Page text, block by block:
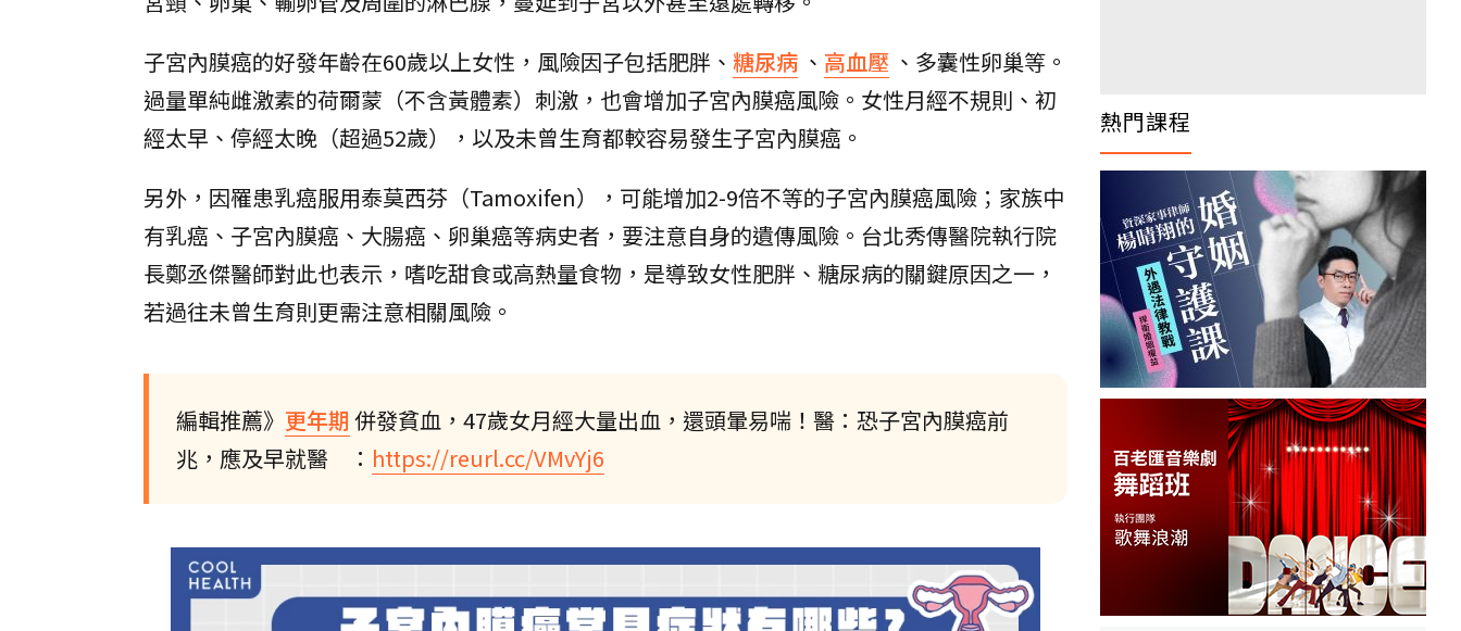
子宮內膜癌的好發年齡在60歲以上女性，風險因子包括肥胖、 糖尿病 、 高血壓 、多囊性卵巢等。
過量單純雌激素的荷爾蒙（不含黃體素）刺激，也會增加子宮內膜癌風險。女性月經不規則、初
經太早、停經太晚（超過52歲），以及未曾生育都較容易發生子宮內膜癌。
另外，因罹患乳癌服用泰莫西芬（Tamoxifen），可能增加2-9倍不等的子宮內膜癌風險；家族中
有乳癌、子宮內膜癌、大腸癌、卵巢癌等病史者，要注意自身的遺傳風險。台北秀傳醫院執行院
長鄭丞傑醫師對此也表示，嗜吃甜食或高熱量食物，是導致女性肥胖、糖尿病的關鍵原因之一，
若過往未曾生育則更需注意相關風險。
編輯推薦》 更年期 併發貧血，47歲女月經大量出血，還頭暈易喘！醫：恐子宮內膜癌前
兆，應及早就醫 ： https://reurl.cc/VMvYj6
熱門課程